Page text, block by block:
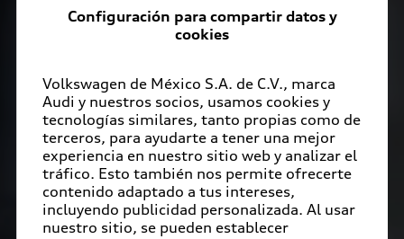
AudiConfiguración para compartir datos y
cookies
Volkswagen de México S.A. de C.V., marca
Audi y nuestros socios, usamos cookies y
tecnologías similares, tanto propias como de
terceros, para ayudarte a tener una mejor
experiencia en nuestro sitio web y analizar el
tráfico. Esto también nos permite ofrecerte
contenido adaptado a tus intereses,
incluyendo publicidad personalizada. Al usar
nuestro sitio, se pueden establecer